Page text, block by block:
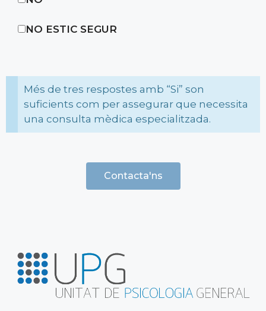
NO ESTIC SEGUR
Més de tres respostes amb “Si” son
suficients com per assegurar que necessita
una consulta mèdica especialitzada.
Contacta'ns